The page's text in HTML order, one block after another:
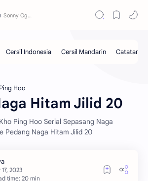
Hoo
Hitam Jilid 20
Ping Hoo Serial Sepasang Naga
Pedang Naga Hitam Jilid 20
time: 20 min